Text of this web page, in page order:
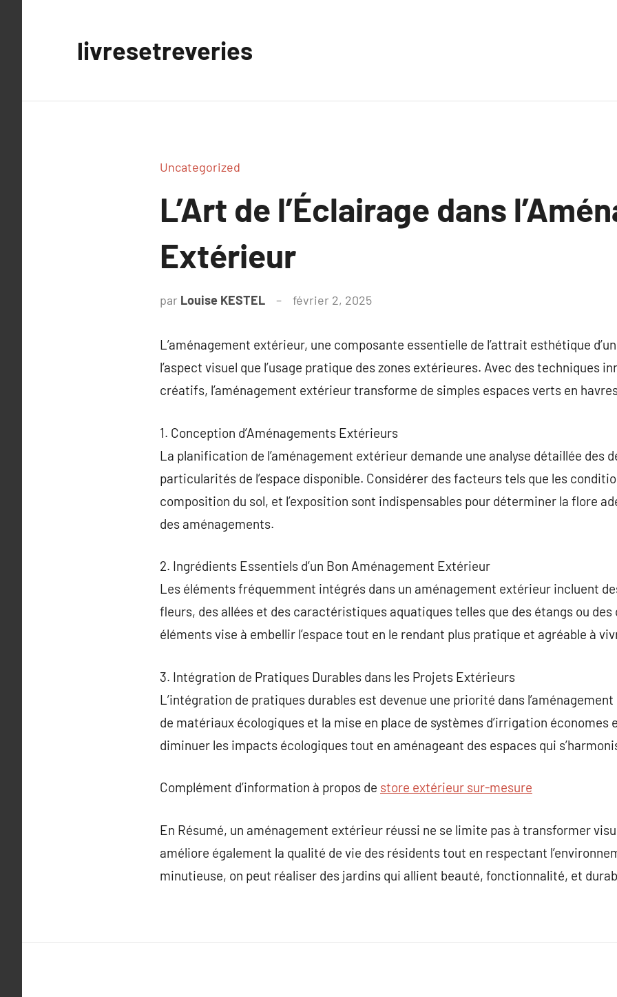
livresetreveries
Uncategorized
L’Art de l’Éclairage dans
Extérieur
par Louise KESTEL février 2, 2025
L’aménagement extérieur, une composante essentielle de l’attrait esthétique
l’aspect visuel que l’usage pratique des zones extérieures. Avec des techniques
créatifs, l’aménagement extérieur transforme de simples espaces verts en
1. Conception d’Aménagements Extérieurs
La planification de l’aménagement extérieur demande une analyse détaillée des
particularités de l’espace disponible. Considérer des facteurs tels que les
composition du sol, et l’exposition sont indispensables pour déterminer la flore
des aménagements.
2. Ingrédients Essentiels d’un Bon Aménagement Extérieur
Les éléments fréquemment intégrés dans un aménagement extérieur incluent
fleurs, des allées et des caractéristiques aquatiques telles que des étangs ou
éléments vise à embellir l’espace tout en le rendant plus pratique et agréable à
3. Intégration de Pratiques Durables dans les Projets Extérieurs
L’intégration de pratiques durables est devenue une priorité dans
de matériaux écologiques et la mise en place de systèmes d’irrigation économes
diminuer les impacts écologiques tout en aménageant des espaces qui
Complément d’information à propos de store extérieur sur-mesure
En Résumé, un aménagement extérieur réussi ne se limite pas à transformer
améliore également la qualité de vie des résidents tout en respectant
minutieuse, on peut réaliser des jardins qui allient beauté, fonctionnalité, et